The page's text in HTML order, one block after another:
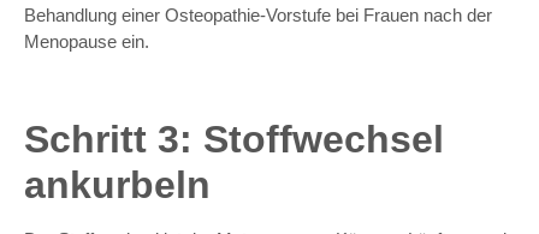
Behandlung einer Osteopathie-Vorstufe bei Frauen nach der
Menopause ein.
Schritt 3: Stoffwechsel
ankurbeln